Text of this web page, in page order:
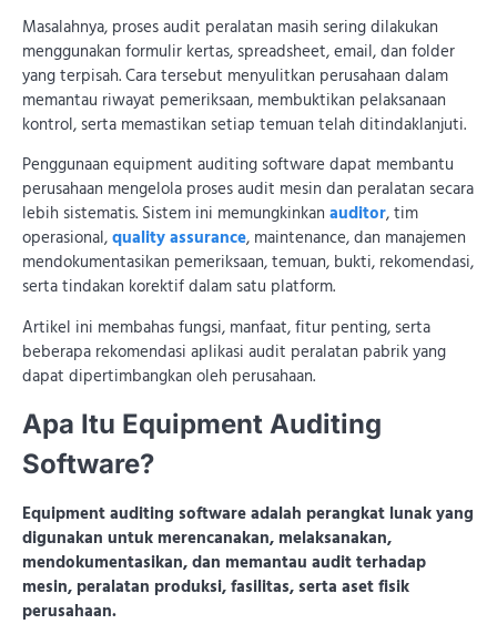
Masalahnya, proses audit peralatan masih sering dilakukan
menggunakan formulir kertas, spreadsheet, email, dan folder
yang terpisah. Cara tersebut menyulitkan perusahaan dalam
memantau riwayat pemeriksaan, membuktikan pelaksanaan
kontrol, serta memastikan setiap temuan telah ditindaklanjuti.
Penggunaan equipment auditing software dapat membantu
perusahaan mengelola proses audit mesin dan peralatan secara
lebih sistematis. Sistem ini memungkinkan auditor, tim
operasional,quality assurance, maintenance, dan manajemen
mendokumentasikan pemeriksaan, temuan, bukti, rekomendasi,
serta tindakan korektif dalam satu platform.
Artikel ini membahas fungsi, manfaat, fitur penting, serta
beberapa rekomendasi aplikasi audit peralatan pabrik yang
dapat dipertimbangkan oleh perusahaan.
Apa Itu Equipment Auditing
Software?
Equipment auditing software adalah perangkat lunak yang
digunakan untuk merencanakan, melaksanakan,
mendokumentasikan, dan memantau audit terhadap
mesin, peralatan produksi, fasilitas, serta aset fisik
perusahaan.